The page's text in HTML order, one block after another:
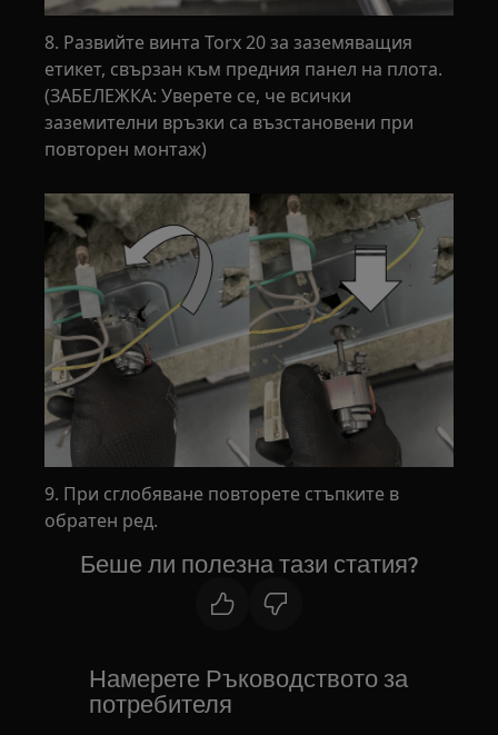
8. Развийте винта Torx 20 за заземяващия
етикет, свързан към предния панел на плота.
(ЗАБЕЛЕЖКА: Уверете се, че всички
заземителни връзки са възстановени при
повторен монтаж)
9. При сглобяване повторете стъпките в
обратен ред.
Беше ли полезна тази статия?
Намерете Ръководството за
потребителя